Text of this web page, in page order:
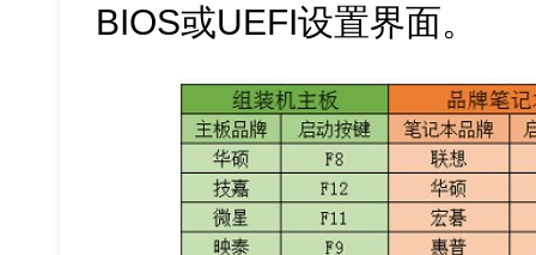
BIOS或UEFI设置界面。